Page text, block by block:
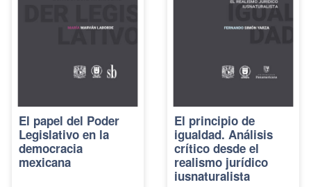
El papel del Poder
Legislativo en la
democracia
mexicana
El principio de
igualdad. Análisis
crítico desde el
realismo jurídico
iusnaturalista